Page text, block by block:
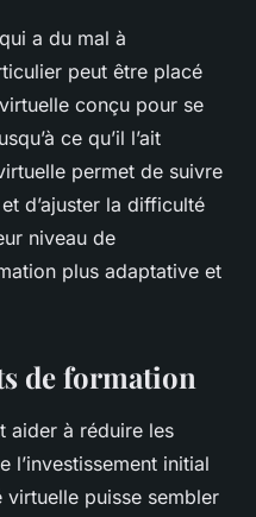
a du mal à
peut être placé
conçu pour se
ce qu’il l’ait
permet de suivre
d’ajuster la difficulté
niveau de
plus adaptative et
de formation
aider à réduire les
l’investissement initial
virtuelle puisse sembler